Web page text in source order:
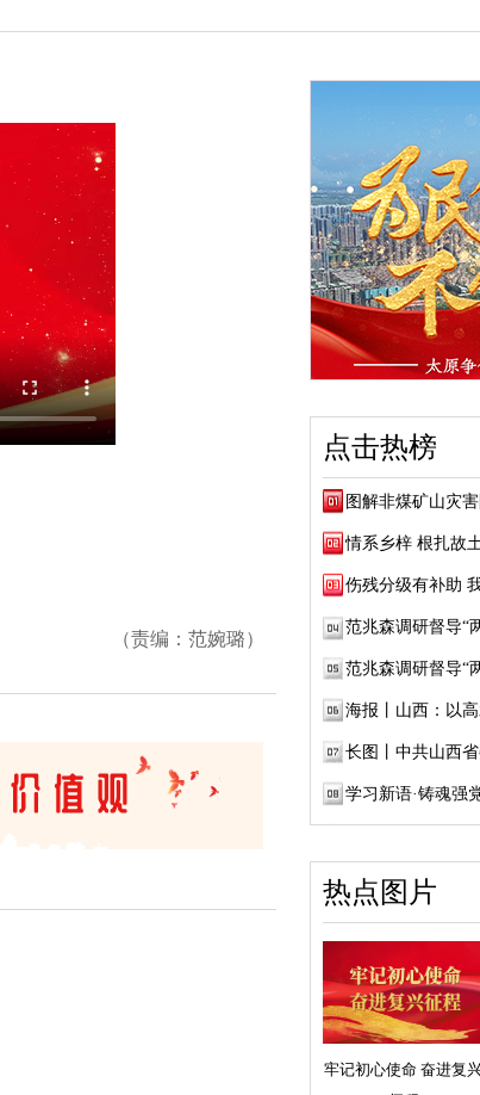
（责编：范婉璐）
点击热榜
图解非煤矿山灾
情系乡梓 根扎故
伤残分级有补助
范兆森调研督导“
范兆森调研督导“
海报丨山西：以
长图丨中共山西
学习新语·铸魂强
热点图片
牢记初心使命 奋进复